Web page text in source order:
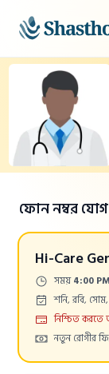
ফোন নম্বর
Hi-Care
Time:সময়4:00
Days:শনি, রবি,
Paymentনিশ্চিত করতে
Cost:নতুন রোগীর